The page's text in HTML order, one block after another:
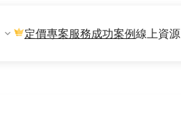
定價專案服務成功案例線上資源